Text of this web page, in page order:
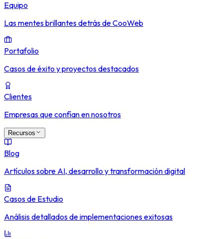
Equipo
Las mentes brillantes detrás de CooWeb
Portafolio
Casos de éxito y proyectos destacados
Clientes
Empresas que confían en nosotros
Recursos
Blog
Artículos sobre AI, desarrollo y transformación digital
Casos de Estudio
Análisis detallados de implementaciones exitosas